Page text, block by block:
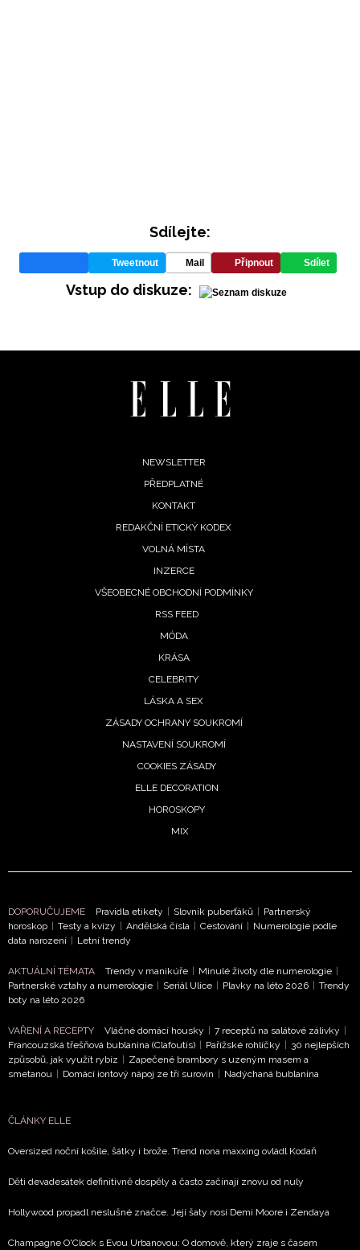
NEWSLETTER
Přihlášením k newsletteru souhlasíte s
Obchodními
potvrzujete, že jste se seznámili seZásadami ochrany
soukromí- BurdaMedia Extra s.r.o. bude s Vašimi údaji
pracovat zejména k organizaci a vyhodnocení akce a
Chcete navíc dostávat i další zajímavé a exkluzivní informace
účelu podleZásad ochrany soukromí BurdaMedia Extra
Sdílejte:
Tweetnout Mail Připnout Sdílet
Vstup do diskuze:
NEWSLETTER
PŘEDPLATNÉ
KONTAKT
REDAKČNÍ ETICKÝ KODEX
VOLNÁ MÍSTA
INZERCE
VŠEOBECNÉ OBCHODNÍ PODMÍNKY
RSS FEED
MÓDA
KRÁSA
CELEBRITY
LÁSKA A SEX
ZÁSADY OCHRANY SOUKROMÍ
NASTAVENÍ SOUKROMÍ
COOKIES ZÁSADY
ELLE DECORATION
HOROSKOPY
MIX
DOPORUČUJEME Pravidla etikety Slovník puberťáků
Partnerský
horoskop
Testy a kvízy Andělská čísla Cestování
Numerologie podle
data narození
Letní trendy
AKTUÁLNÍ TÉMATA Trendy v manikúře Minulé životy dle numerologie
Partnerské vztahy a numerologie
Seriál Ulice Plavky na léto 2026
Trendy
boty na léto 2026
VAŘENÍ A RECEPTY Vláčné domácí housky 7 receptů na salátové zálivky
Francouzská třešňová bublanina (Clafoutis)
Pařížské rohlíčky
30 nejlepších
způsobů, jak využít rybíz
Zapečené brambory s uzeným masem a
smetanou
Domácí iontový nápoj ze tří surovin Nadýchaná bublanina
ČLÁNKY ELLE
Oversized noční košile, šátky i brože. Trend nona maxxing ovládl Kodaň
Děti devadesátek definitivně dospěly a často začínají znovu od nuly
Hollywood propadl neslušné značce. Její šaty nosí Demi Moore i Zendaya
Champagne O'Clock s Evou Urbanovou: O domově, který zraje s časem